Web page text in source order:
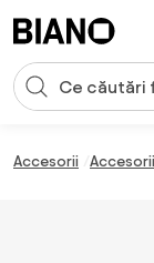
Introducerea
Accesorii